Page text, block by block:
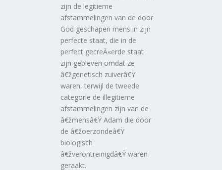
zijn de legitieme
afstammelingen van de door
God geschapen mens in zijn
perfecte staat, die in de
perfect gecreÃ«erde staat
zijn gebleven omdat ze
â€žgenetisch zuiverâ€Ÿ
waren, terwijl de tweede
categorie de illegitieme
afstammelingen zijn van de
â€žmensâ€Ÿ Adam die door
de â€žoerzondeâ€Ÿ
biologisch
â€žverontreinigdâ€Ÿ waren
geraakt.